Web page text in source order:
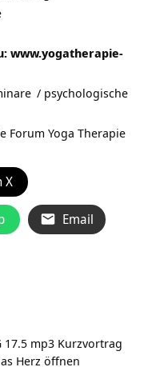
www.yogatherapie-
/ psychologische
Forum Yoga Therapie
X
Email
mp3 Kurzvortrag
Herz öffnen